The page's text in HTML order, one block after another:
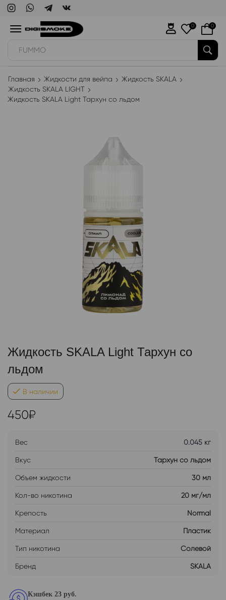
WAKA
0 0
Главная Жидкости для вейпа
Жидкость SKALA
Жидкость SKALA LIGHT
Жидкость SKALA Light Тархун со льдом
Жидкость SKALA Light Тархун со
льдом
В наличии
450₽
Вес 0.045 кг
Вкус Тархун со льдом
Объем жидкости 30 мл
Кол-во никотина 20 мг/мл
Крепость Normal
Материал Пластик
Тип никотина Солевой
Бренд SKALA
Кэшбек 23 руб.